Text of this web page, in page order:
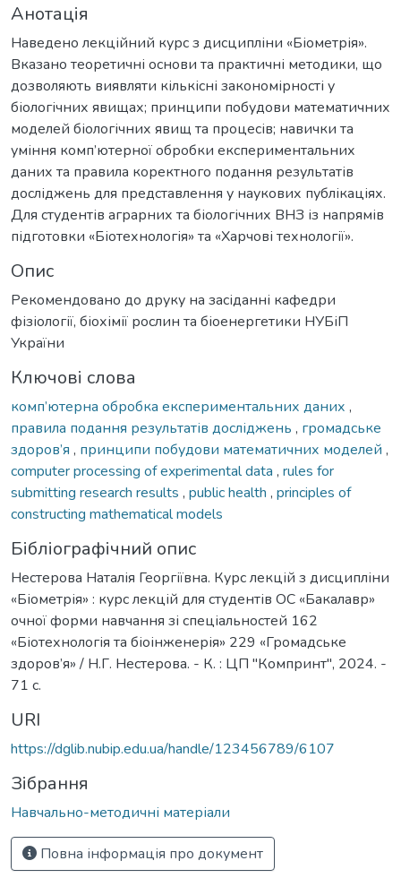
Анотація
Наведено лекційний курс з дисципліни «Біометрія».
Вказано теоретичні основи та практичні методики, що
дозволяють виявляти кількісні закономірності у
біологічних явищах; принципи побудови математичних
моделей біологічних явищ та процесів; навички та
уміння комп’ютерної обробки експериментальних
даних та правила коректного подання результатів
досліджень для представлення у наукових публікаціях.
Для студентів аграрних та біологічних ВНЗ із напрямів
підготовки «Біотехнологія» та «Харчові технології».
Опис
Рекомендовано до друку на засіданні кафедри
фізіології, біохімії рослин та біоенергетики НУБіП
України
Ключові слова
комп’ютерна обробка експериментальних даних ,
правила подання результатів досліджень , громадське
здоров’я , принципи побудови математичних моделей ,
computer processing of experimental data , rules for
submitting research results , public health , principles of
constructing mathematical models
Бібліографічний опис
Нестерова Наталія Георгіївна. Курс лекцій з дисципліни
«Біометрія» : курс лекцій для студентів ОС «Бакалавр»
очної форми навчання зі спеціальностей 162
«Біотехнологія та біоінженерія» 229 «Громадське
здоров’я» / Н.Г. Нестерова. - К. : ЦП "Компринт", 2024. -
71 с.
URI
https://dglib.nubip.edu.ua/handle/123456789/6107
Зібрання
Навчально-методичні матеріали
Повна інформація про документ